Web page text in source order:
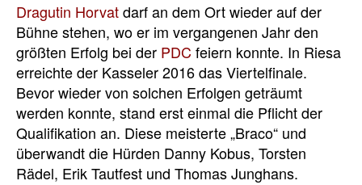
Dragutin Horvatdarf an dem Ort wieder auf der
Bühne stehen, wo er im vergangenen Jahr den
größten Erfolg bei der PDC feiern konnte. In Riesa
erreichte der Kasseler 2016 das Viertelfinale.
Bevor wieder von solchen Erfolgen geträumt
werden konnte, stand erst einmal die Pflicht der
Qualifikation an. Diese meisterte „Braco“ und
überwandt die Hürden Danny Kobus, Torsten
Rädel, Erik Tautfest und Thomas Junghans.